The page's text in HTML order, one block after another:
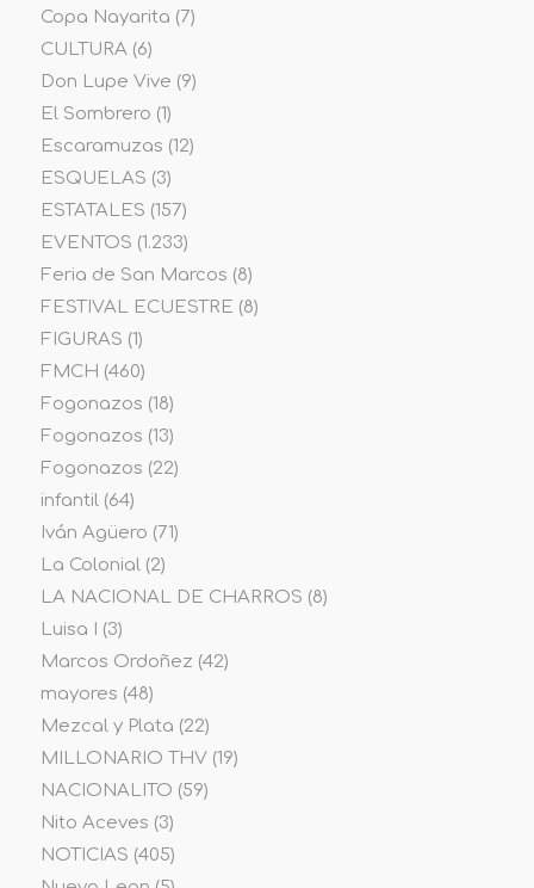
Copa Nayarita (7)
CULTURA(6)
Don Lupe Vive (9)
El Sombrero (1)
Escaramuzas (12)
ESQUELAS (3)
ESTATALES (157)
EVENTOS (1.233)
Feria de San Marcos (8)
FESTIVAL ECUESTRE (8)
FIGURAS (1)
FMCH (460)
Fogonazos (18)
Fogonazos (13)
Fogonazos (22)
infantil(64)
Iván Agüero (71)
La Colonial(2)
LA NACIONAL DE CHARROS (8)
Luisa I
(3)
Marcos Ordoñez (42)
mayores (48)
Mezcal y Plata (22)
MILLONARIO THV(19)
NACIONALITO (59)
Nito Aceves (3)
NOTICIAS (405)